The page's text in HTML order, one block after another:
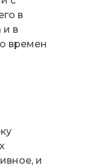
в
и в
времен
и